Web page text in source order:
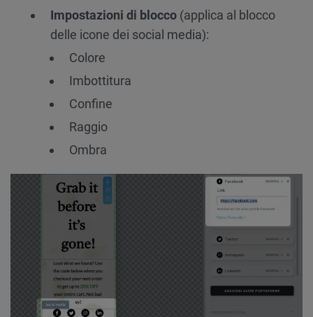
Impostazioni di blocco (applica al blocco
delle icone dei social media):
Colore
Imbottitura
Confine
Raggio
Ombra